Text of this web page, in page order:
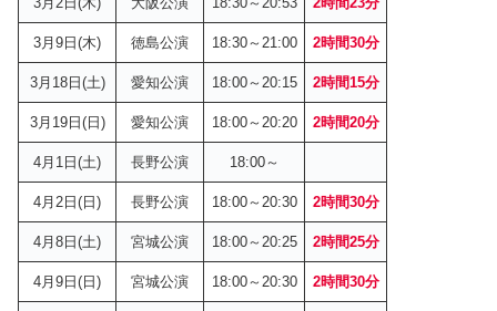
3月9日(木) 徳島公演 18:30～21:00 2時間30分
3月18日(土) 愛知公演 18:00～20:15 2時間15分
3月19日(日) 愛知公演 18:00～20:20 2時間20分
4月1日(土) 長野公演 18:00～
4月2日(日) 長野公演 18:00～20:30 2時間30分
4月8日(土) 宮城公演 18:00～20:25 2時間25分
4月9日(日) 宮城公演 18:00～20:30 2時間30分